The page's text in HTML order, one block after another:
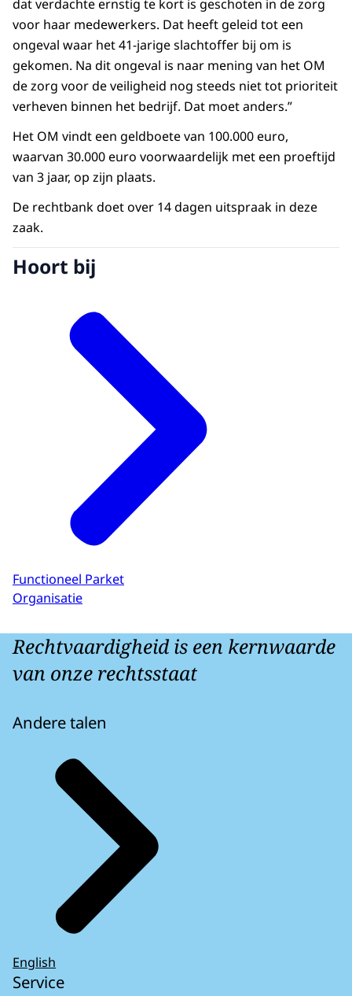
dat verdachte ernstig te kort is geschoten in de zorg
voor haar medewerkers. Dat heeft geleid tot een
ongeval waar het 41-jarige slachtoffer bij om is
gekomen. Na dit ongeval is naar mening van het OM
de zorg voor de veiligheid nog steeds niet tot prioriteit
verheven binnen het bedrijf. Dat moet anders.”
Het OM vindt een geldboete van 100.000 euro,
waarvan 30.000 euro voorwaardelijk met een proeftijd
van 3 jaar, op zijn plaats.
De rechtbank doet over 14 dagen uitspraak in deze
zaak.
Hoort bij
Functioneel Parket
Organisatie
Rechtvaardigheid is een kernwaarde
van onze rechtsstaat
Andere talen
English
Service